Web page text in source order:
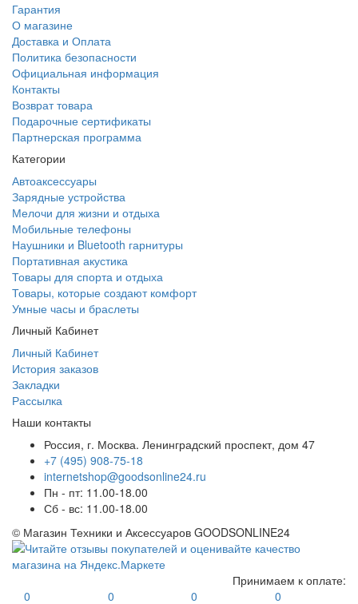
Гарантия
О магазине
Доставка и Оплата
Политика безопасности
Официальная информация
Контакты
Возврат товара
Подарочные сертификаты
Партнерская программа
Категории
Автоаксессуары
Зарядные устройства
Мелочи для жизни и отдыха
Мобильные телефоны
Наушники и Bluetooth гарнитуры
Портативная акустика
Товары для спорта и отдыха
Товары, которые создают комфорт
Умные часы и браслеты
Личный Кабинет
Личный Кабинет
История заказов
Закладки
Рассылка
Наши контакты
Россия, г. Москва. Ленинградский проспект, дом 47
+7 (495) 908-75-18
internetshop@goodsonline24.ru
Пн - пт: 11.00-18.00
Сб - вс: 11.00-18.00
© Магазин Техники и Аксессуаров GOODSONLINE24
Принимаем к оплате:
0
0 0 0